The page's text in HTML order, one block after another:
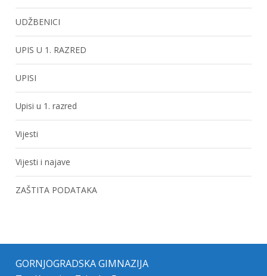
UDŽBENICI
UPIS U 1. RAZRED
UPISI
Upisi u 1. razred
Vijesti
Vijesti i najave
ZAŠTITA PODATAKA
GORNJOGRADSKA GIMNAZIJA